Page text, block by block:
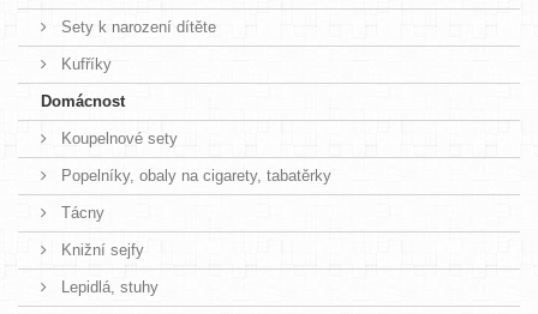
Sety k narození dítěte
Kufříky
Domácnost
Koupelnové sety
Popelníky, obaly na cigarety, tabatěrky
Tácny
Knižní sejfy
Lepidlá, stuhy